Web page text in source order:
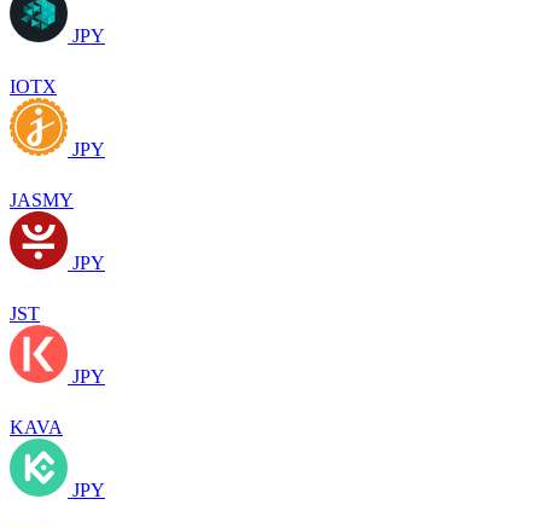
JPY
IOTX
JPY
JASMY
JPY
JST
JPY
KAVA
JPY